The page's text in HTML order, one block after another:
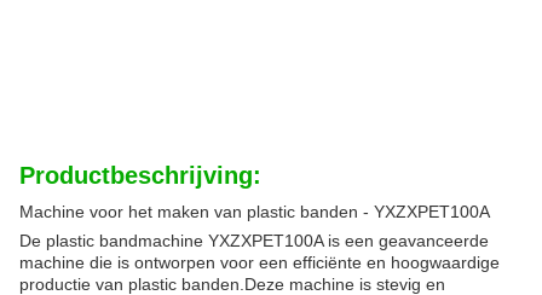
Productbeschrijving:
Machine voor het maken van plastic banden - YXZXPET100A
De plastic bandmachine YXZXPET100A is een geavanceerde
machine die is ontworpen voor een efficiënte en hoogwaardige
productie van plastic banden.Deze machine is stevig en